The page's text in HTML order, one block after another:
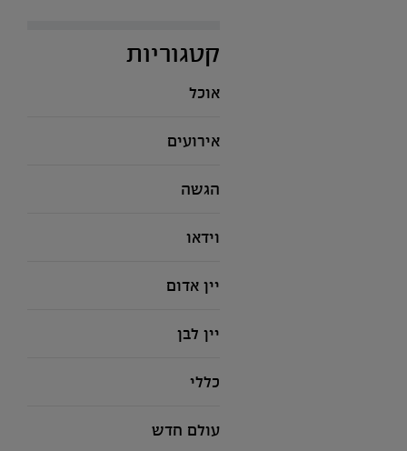
קטגוריות
אוכל
אירועים
הגשה
וידאו
יין אדום
יין לבן
כללי
עולם חדש